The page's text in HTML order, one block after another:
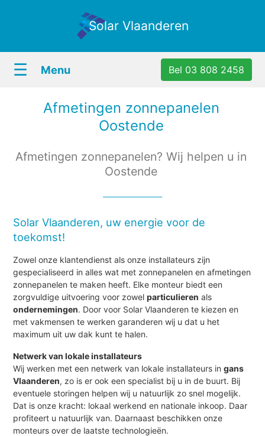
Solar Vlaanderen
☰ Menu Bel 03 808 2458
Afmetingen zonnepanelen
Oostende
Afmetingen zonnepanelen? Wij helpen u in
Oostende
Solar Vlaanderen, uw energie voor de
toekomst!
Zowel onze klantendienst als onze installateurs zijn
gespecialiseerd in alles wat met zonnepanelen en afmetingen
zonnepanelen te maken heeft. Elke monteur biedt een
zorgvuldige uitvoering voor zowelparticulieren als
ondernemingen. Door voor Solar Vlaanderen te kiezen en
met vakmensen te werken garanderen wij u dat u het
maximum uit uw dak kunt te halen.
Netwerk van lokale installateurs
Wij werken met een netwerk van lokale installateurs ingans
Vlaanderen, zo is er ook een specialist bij u in de buurt. Bij
eventuele storingen helpen wij u natuurlijk zo snel mogelijk.
Dat is onze kracht: lokaal werkend en nationale inkoop. Daar
profiteert u natuurlijk van. Daarnaast beschikken onze
monteurs over de laatste technologieën.